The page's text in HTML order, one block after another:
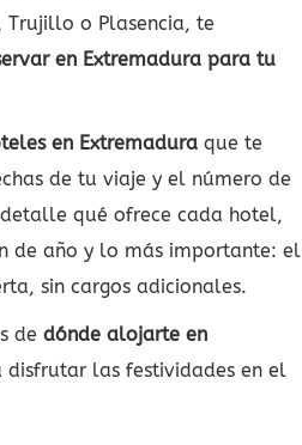
Trujillo o Plasencia, te
en Extremadura para tu
en Extremadura que te
de tu viaje y el número de
qué ofrece cada hotel,
de año y lo más importante: el
sin cargos adicionales.
de dónde alojarte en
disfrutar las festividades en el